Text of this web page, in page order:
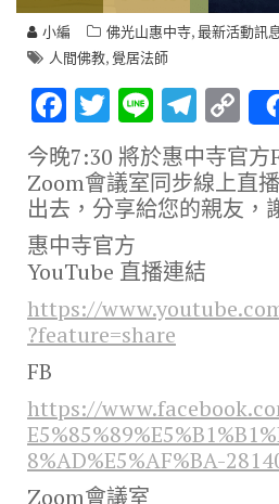
小編 佛光山惠中寺,最新活動訊
人間佛教, 覺居法師
F
ac
e
b
o
o
k
T
w
it
te
r
Li
n
e
T
el
e
gr
m
C
o
p
y
k
今晚7:30 將於惠中寺官方
Zoom會議室同步線上直
出去，分享給您的親友，
惠中寺官方
YouTube 直播連結
https://
?feature=share
FB
https://
8%AD%E5%AF%BA-
Zoom會議室